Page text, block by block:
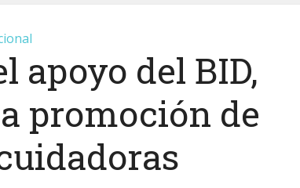
apoyo del BID,
promoción de